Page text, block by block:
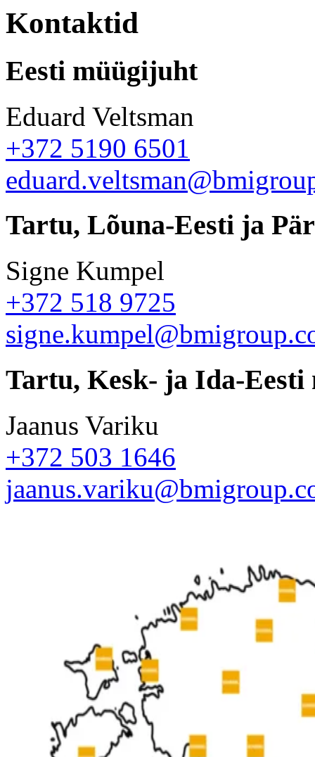
Kontaktid
Eesti müügijuht
Eduard Veltsman
+372 5190 6501
Tartu, Lõuna-Eesti ja
Signe Kumpel
+372 518 9725
Tartu, Kesk- ja Ida-
Jaanus Variku
+372 503 1646